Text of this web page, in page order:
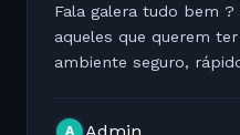
Fala galera tudo bem
aqueles que querem
ambiente seguro,
A